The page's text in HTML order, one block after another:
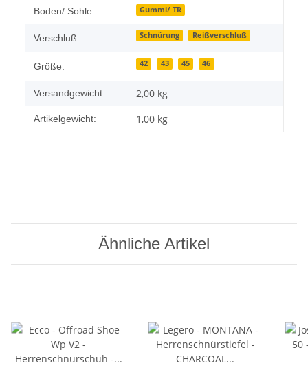
Boden/ Sohle: Gummi/ TR
Verschluß: Schnürung Reißverschluß
Größe: 42 43 45 46
Versandgewicht: 2,00 kg
Artikelgewicht: 1,00 kg
Ähnliche Artikel